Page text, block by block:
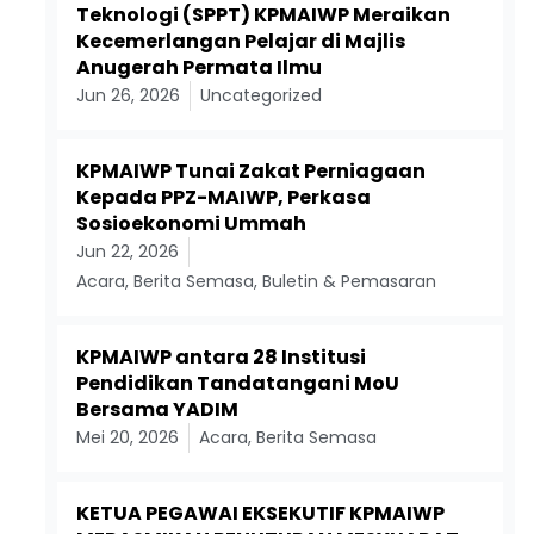
Teknologi (SPPT) KPMAIWP Meraikan
Kecemerlangan Pelajar di Majlis
Anugerah Permata Ilmu
Jun 26, 2026 Uncategorized
KPMAIWP Tunai Zakat Perniagaan
Kepada PPZ-MAIWP, Perkasa
Sosioekonomi Ummah
Jun 22, 2026
Acara,Berita Semasa,Buletin & Pemasaran
KPMAIWP antara 28 Institusi
Pendidikan Tandatangani MoU
Bersama YADIM
Mei 20, 2026 Acara,Berita Semasa
KETUA PEGAWAI EKSEKUTIF KPMAIWP